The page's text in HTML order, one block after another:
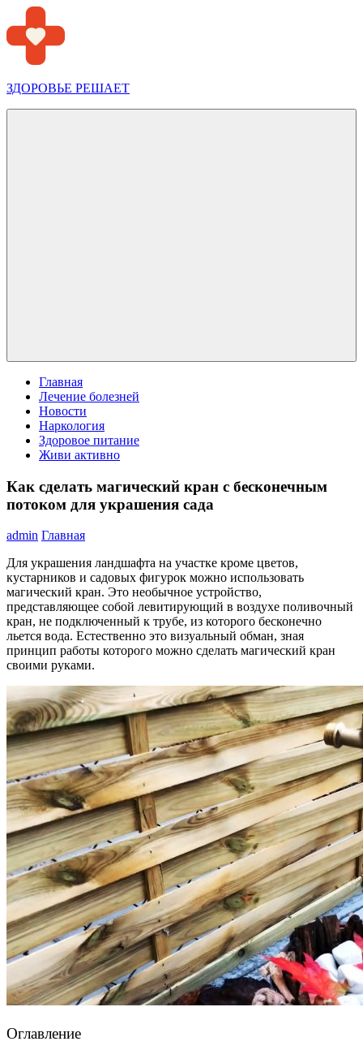
Перейти
к
содержимому
ЗДОРОВЬЕ РЕШАЕТ
Главная
Лечение болезней
Новости
Наркология
Здоровое питание
Живи активно
Как сделать магический кран с бесконечным
потоком для украшения сада
admin Главная
Для украшения ландшафта на участке кроме цветов,
кустарников и садовых фигурок можно использовать
магический кран. Это необычное устройство,
представляющее собой левитирующий в воздухе поливочный
кран, не подключенный к трубе, из которого бесконечно
льется вода. Естественно это визуальный обман, зная
принцип работы которого можно сделать магический кран
своими руками.
Оглавление